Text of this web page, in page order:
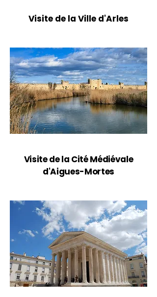
Visite de la Ville d'Arles
Visite de la Cité Médiévale
d'Aigues-Mortes